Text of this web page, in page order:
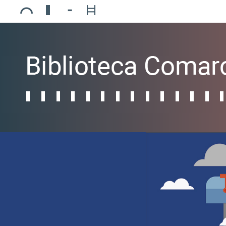
Ajuntament de Mollerussa
Biblioteca Comarcal Jaume Vila
Piscines de Mollerussa